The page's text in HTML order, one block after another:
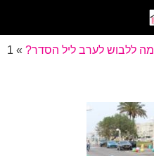
מה ללבוש לערב ליל הסדר? »
1